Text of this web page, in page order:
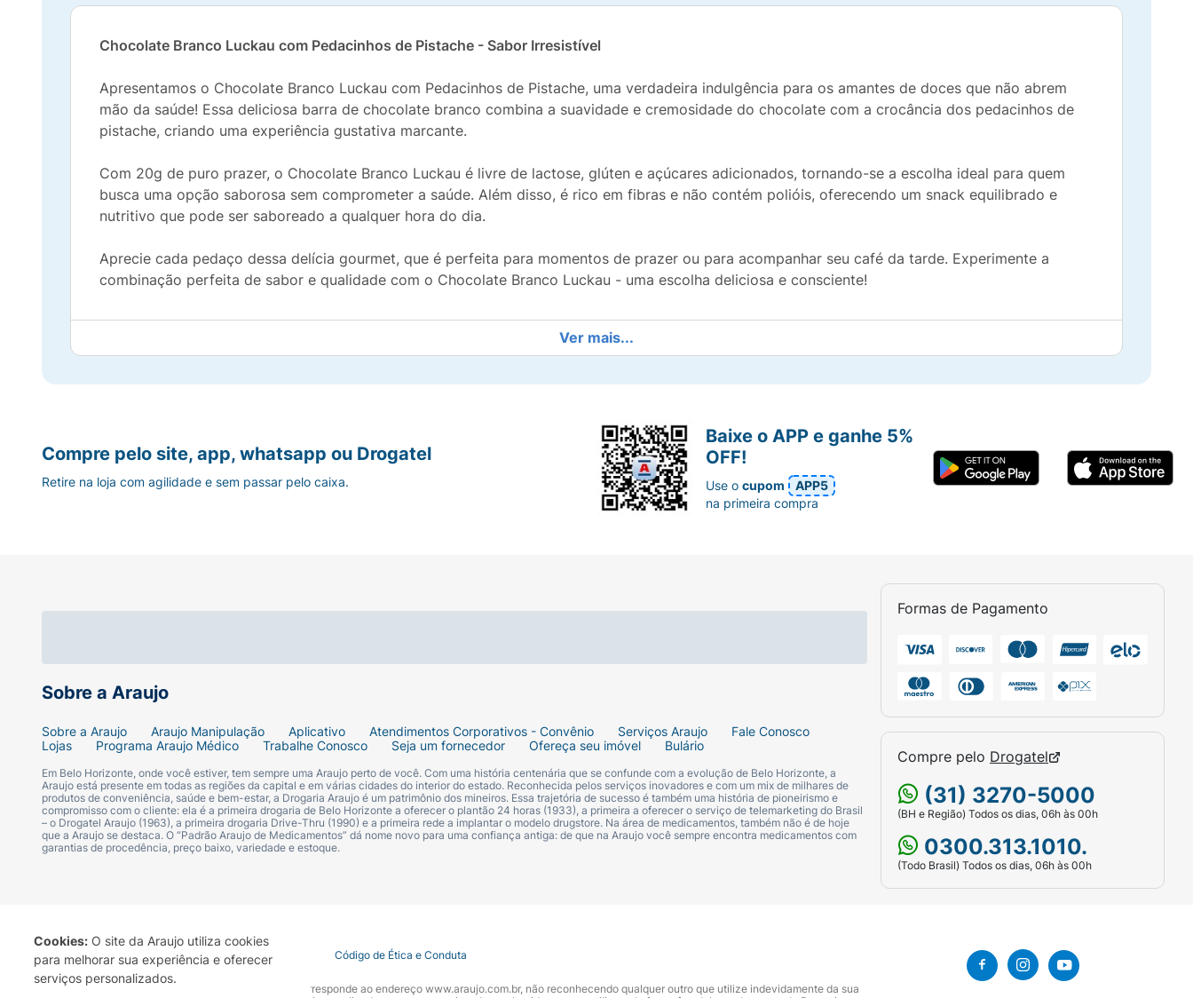
Cookies: O site da Araujo utiliza cookies
para melhorar sua experiência e oferecer
serviços personalizados.
Chocolate Branco Luckau com Pedacinhos de Pistache - Sabor Irresistível
Apresentamos o Chocolate Branco Luckau com Pedacinhos de Pistache, uma verdadeira indulgência para os amantes de doces que não abrem
mão da saúde! Essa deliciosa barra de chocolate branco combina a suavidade e cremosidade do chocolate com a crocância dos pedacinhos de
pistache, criando uma experiência gustativa marcante.
Com 20g de puro prazer, o Chocolate Branco Luckau é livre de lactose, glúten e açúcares adicionados, tornando-se a escolha ideal para quem
busca uma opção saborosa sem comprometer a saúde. Além disso, é rico em fibras e não contém polióis, oferecendo um snack equilibrado e
nutritivo que pode ser saboreado a qualquer hora do dia.
Aprecie cada pedaço dessa delícia gourmet, que é perfeita para momentos de prazer ou para acompanhar seu café da tarde. Experimente a
combinação perfeita de sabor e qualidade com o Chocolate Branco Luckau - uma escolha deliciosa e consciente!
Ver mais...
Sobre a Araujo
Sobre a Araujo Araujo Manipulação Aplicativo Atendimentos Corporativos - Convênio Serviços Araujo
Fale Conosco
Lojas
Programa Araujo Médico Trabalhe Conosco Seja um fornecedor Ofereça seu imóvel Bulário
Em Belo Horizonte, onde você estiver, tem sempre uma Araujo perto de você. Com uma história centenária que se confunde com a evolução de Belo Horizonte, a
Araujo está presente em todas as regiões da capital e em várias cidades do interior do estado. Reconhecida pelos serviços inovadores e com um mix de milhares de
produtos de conveniência, saúde e bem-estar, a Drogaria Araujo é um patrimônio dos mineiros. Essa trajetória de sucesso é também uma história de pioneirismo e
compromisso com o cliente: ela é a primeira drogaria de Belo Horizonte a oferecer o plantão 24 horas (1933), a primeira a oferecer o serviço de telemarketing do Brasil
– o Drogatel Araujo (1963), a primeira drogaria Drive-Thru (1990) e a primeira rede a implantar o modelo drugstore. Na área de medicamentos, também não é de hoje
que a Araujo se destaca. O “Padrão Araujo de Medicamentos” dá nome novo para uma confiança antiga: de que na Araujo você sempre encontra medicamentos com
garantias de procedência, preço baixo, variedade e estoque.
Formas de Pagamento
Compre pelo Drogatel
(31) 3270-5000
(BH e Região) Todos os dias, 06h às 00h
0300.313.1010.
(Todo Brasil) Todos os dias, 06h às 00h
Compre pelo site, app, whatsapp ou Drogatel
Retire na loja com agilidade e sem passar pelo caixa.
Baixe o APP e ganhe 5%
OFF!
Use ocupom
APP5
na primeira compra
Termo de Uso Portal da Privacidade Covid-19 Código de Ética e Conduta
A Drogaria Araujo S/A informa que o seu site oficial corresponde ao endereço www.araujo.com.br, não reconhecendo qualquer outro que utilize indevidamente da sua